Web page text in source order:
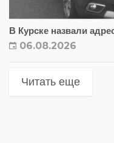
В Курске назвали
06.08.2026
Читать еще